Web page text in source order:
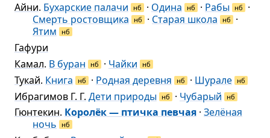
Айни. Бухарские палачи нб · Одина нб · Рабы нб
·
Смерть ростовщика
нб · Старая школа нб
·
Ятим
нб
Гафури
Камал. В буран нб · Чайки нб
Тукай. Книга нб · Родная деревня нб · Шурале нб
Ибрагимов Г. Г. Дети природы нб · Чубарый нб
Гюнтекин. Королёк — птичка певчая · Зелёная
ночь
нб